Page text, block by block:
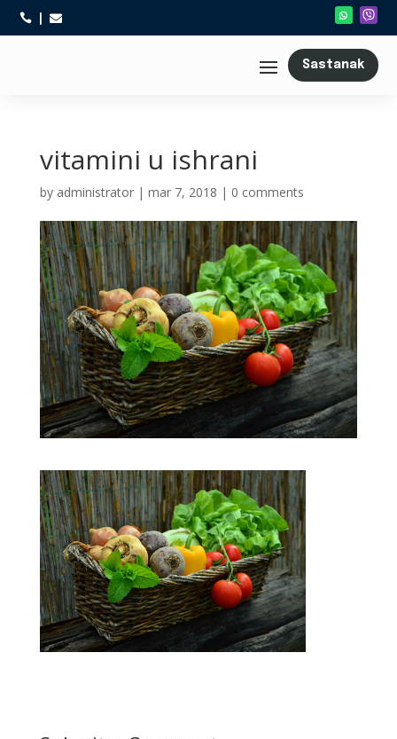
 
Sastanak
vitamini u ishrani
by administrator| mar 7, 2018 | 0 comments